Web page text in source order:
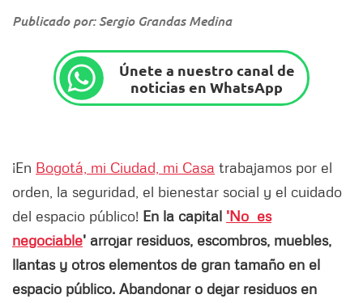
Publicado por: Sergio Grandas Medina
Únete a nuestro canal de
noticias en WhatsApp
¡En Bogotá, mi Ciudad, mi Casa trabajamos por el
orden, la seguridad, el bienestar social y el cuidado
del espacio público! En la capital 'No es
negociable' arrojar residuos, escombros, muebles,
llantas y otros elementos de gran tamaño en el
espacio público. Abandonar o dejar residuos en